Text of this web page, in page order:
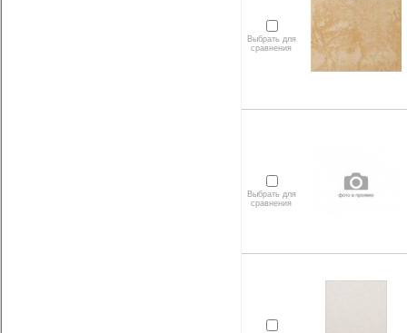
Выбрать для
сравнения
Выбрать для
сравнения